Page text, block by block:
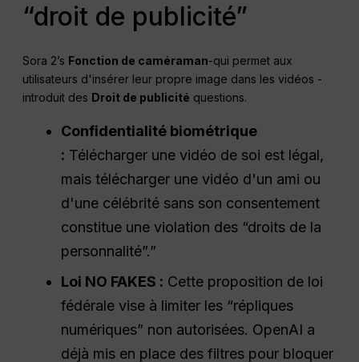
“droit de publicité”
Sora 2’s Fonction de caméraman-qui permet aux
utilisateurs d'insérer leur propre image dans les vidéos -
introduit des Droit de publicité questions.
Confidentialité biométrique
: Télécharger une vidéo de soi est légal,
mais télécharger une vidéo d'un ami ou
d'une célébrité sans son consentement
constitue une violation des “droits de la
personnalité”.”
Loi NO FAKES : Cette proposition de loi
fédérale vise à limiter les “répliques
numériques” non autorisées. OpenAI a
déjà mis en place des filtres pour bloquer